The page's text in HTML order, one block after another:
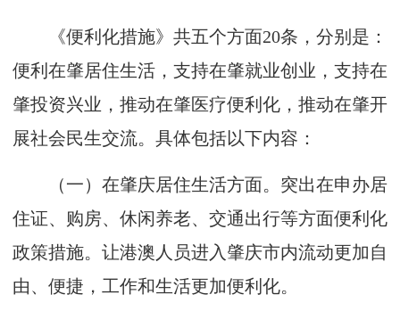
《便利化措施》共五个方面20条，分别是：
便利在肇居住生活，支持在肇就业创业，支持在
肇投资兴业，推动在肇医疗便利化，推动在肇开
展社会民生交流。具体包括以下内容：
（一）在肇庆居住生活方面。突出在申办居
住证、购房、休闲养老、交通出行等方面便利化
政策措施。让港澳人员进入肇庆市内流动更加自
由、便捷，工作和生活更加便利化。